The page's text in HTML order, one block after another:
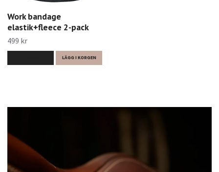
Work bandage
elastik+fleece 2-pack
499 kr
LÄGG I KORGEN